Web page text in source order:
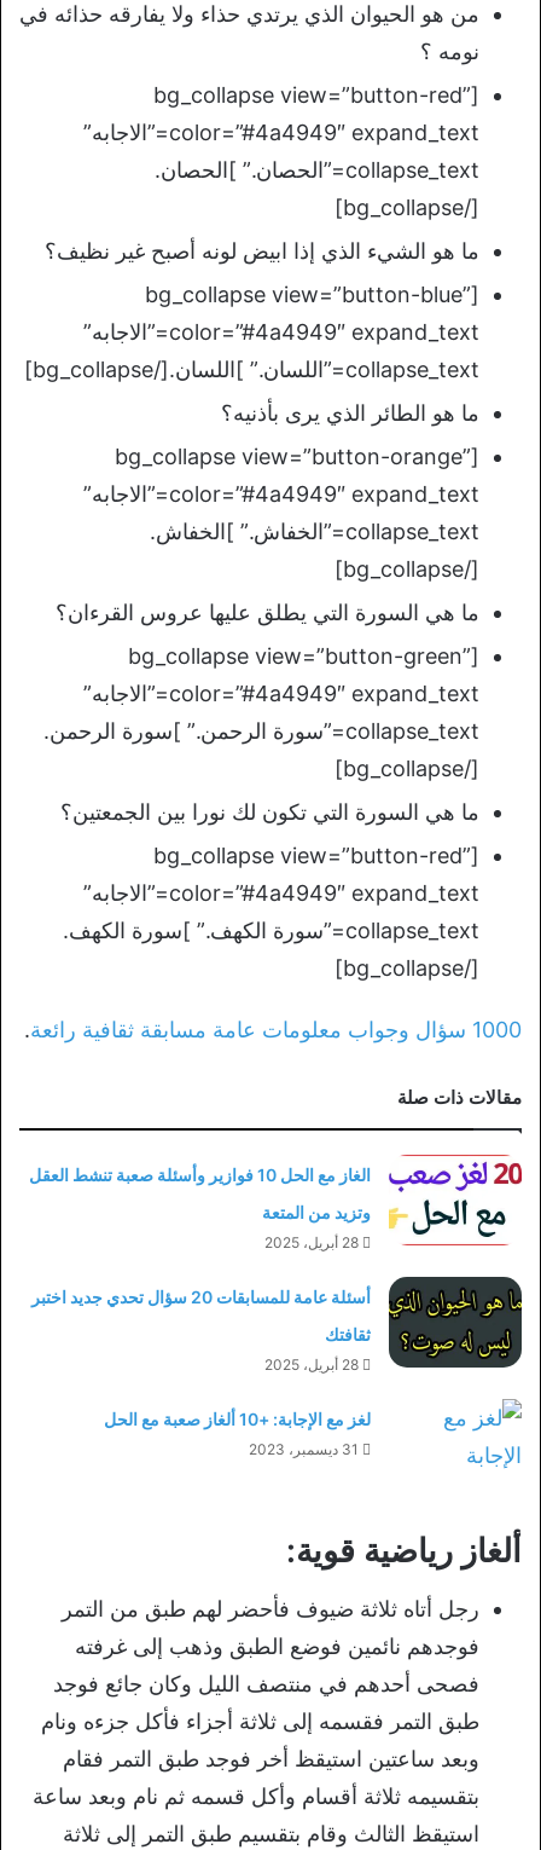
من هو الحيوان الذي يرتدي حذاء ولا يفارقه حذائه في
نومه ؟
[bg_collapse view=”button-red”
color=”#4a4949″ expand_text=”الاجابه”
collapse_text=”الحصان.” ]الحصان.
[/bg_collapse]
ما هو الشيء الذي إذا ابيض لونه أصبح غير نظيف؟
[bg_collapse view=”button-blue”
color=”#4a4949″ expand_text=”الاجابه”
collapse_text=”اللسان.” ]اللسان.[/bg_collapse]
ما هو الطائر الذي يرى بأذنيه؟
[bg_collapse view=”button-orange”
color=”#4a4949″ expand_text=”الاجابه”
collapse_text=”الخفاش.” ]الخفاش.
[/bg_collapse]
ما هي السورة التي يطلق عليها عروس القرءان؟
[bg_collapse view=”button-green”
color=”#4a4949″ expand_text=”الاجابه”
collapse_text=”سورة الرحمن.” ]سورة الرحمن.
[/bg_collapse]
ما هي السورة التي تكون لك نورا بين الجمعتين؟
[bg_collapse view=”button-red”
color=”#4a4949″ expand_text=”الاجابه”
collapse_text=”سورة الكهف.” ]سورة الكهف.
[/bg_collapse]
1000 سؤال وجواب معلومات عامة مسابقة ثقافية رائعة .
مقالات ذات صلة
الغاز مع الحل 10 فوازير وأسئلة صعبة تنشط العقل
وتزيد من المتعة
28 أبريل، 2025
أسئلة عامة للمسابقات 20 سؤال تحدي جديد اختبر
ثقافتك
28 أبريل، 2025
لغز مع الإجابة: +10 ألغاز صعبة مع الحل
31 ديسمبر، 2023
ألغاز رياضية قوية:
رجل أتاه ثلاثة ضيوف فأحضر لهم طبق من التمر
فوجدهم نائمين فوضع الطبق وذهب إلى غرفته
فصحى أحدهم في منتصف الليل وكان جائع فوجد
طبق التمر فقسمه إلى ثلاثة أجزاء فأكل جزءه ونام
وبعد ساعتين استيقظ أخر فوجد طبق التمر فقام
بتقسيمه ثلاثة أقسام وأكل قسمه ثم نام وبعد ساعة
استيقظ الثالث وقام بتقسيم طبق التمر إلى ثلاثة